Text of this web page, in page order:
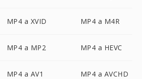
MP4 a XVID MP4 a M4R
MP4 a MP2 MP4 a HEVC
MP4 a AV1 MP4 a AVCHD